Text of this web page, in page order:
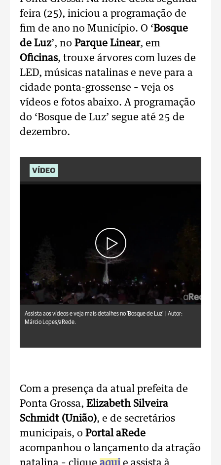
feira (25), iniciou a programação de
fim de ano no Município. O ‘Bosque
de Luz’, no Parque Linear, em
Oficinas, trouxe árvores com luzes de
LED, músicas natalinas e neve para a
cidade ponta-grossense – veja os
vídeos e fotos abaixo. A programação
do ‘Bosque de Luz’ segue até 25 de
dezembro.
VÍDEO
Assista aos vídeos e veja mais detalhes no 'Bosque de Luz' |
Autor:
Márcio Lopes/aRede.
Com a presença da atual prefeita de
Ponta Grossa, Elizabeth Silveira
Schmidt (União), e de secretários
municipais, o Portal aRede
acompanhou o lançamento da atração
natalina – clique aquie assista à